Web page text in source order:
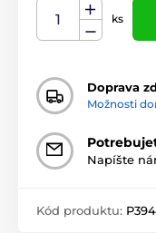
ks
Doprava
Možnosti
Napíšte
Kód produktu: